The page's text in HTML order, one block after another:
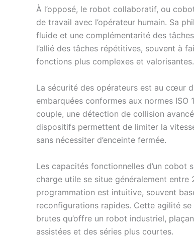
À l’opposé, le robot collaboratif, ou
de travail avec l’opérateur humain. Sa
fluide et une complémentarité des
l’allié des tâches répétitives, souvent à
fonctions plus complexes et valorisantes.
La sécurité des opérateurs est au cœur
embarquées conformes aux normes
couple, une détection de collision
dispositifs permettent de limiter la
sans nécessiter d’enceinte fermée.
Les capacités fonctionnelles d’un
charge utile se situe généralement
programmation est intuitive, souvent
reconfigurations rapides. Cette agilité
brutes qu’offre un robot industriel,
assistées et des séries plus courtes.